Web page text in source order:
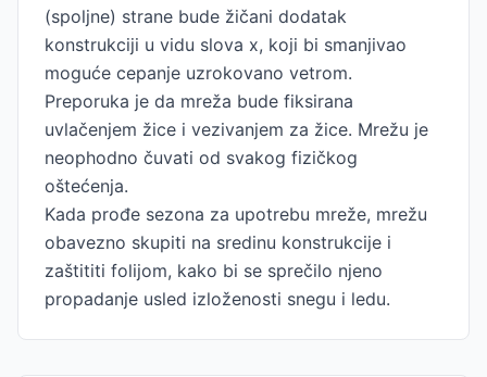
(spoljne) strane bude žičani dodatak
konstrukciji u vidu slova x, koji bi smanjivao
moguće cepanje uzrokovano vetrom.
Preporuka je da mreža bude fiksirana
uvlačenjem žice i vezivanjem za žice. Mrežu je
neophodno čuvati od svakog fizičkog
oštećenja.
Kada prođe sezona za upotrebu mreže, mrežu
obavezno skupiti na sredinu konstrukcije i
zaštititi folijom, kako bi se sprečilo njeno
propadanje usled izloženosti snegu i ledu.